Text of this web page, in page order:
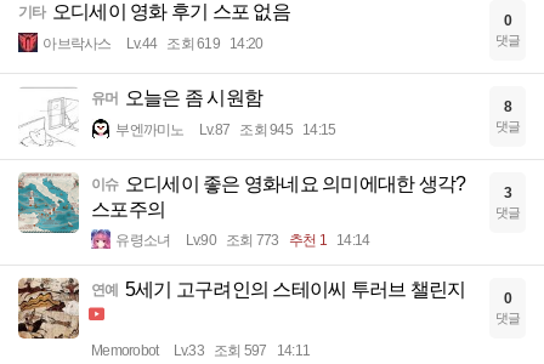
기타 오디세이 영화 후기 스포 없음
아브락사스 Lv.44 조회 619 14:20
0
댓글
유머 오늘은 좀 시원함
부엔까미노 Lv.87 조회 945 14:15
8
댓글
이슈 오디세이 좋은 영화네요 의미에대한 생각?
스포주의
유령소녀 Lv.90 조회 773 추천 1 14:14
3
댓글
연예 5세기 고구려인의 스테이씨 투러브 챌린지
Memorobot Lv.33 조회 597 14:11
0
댓글